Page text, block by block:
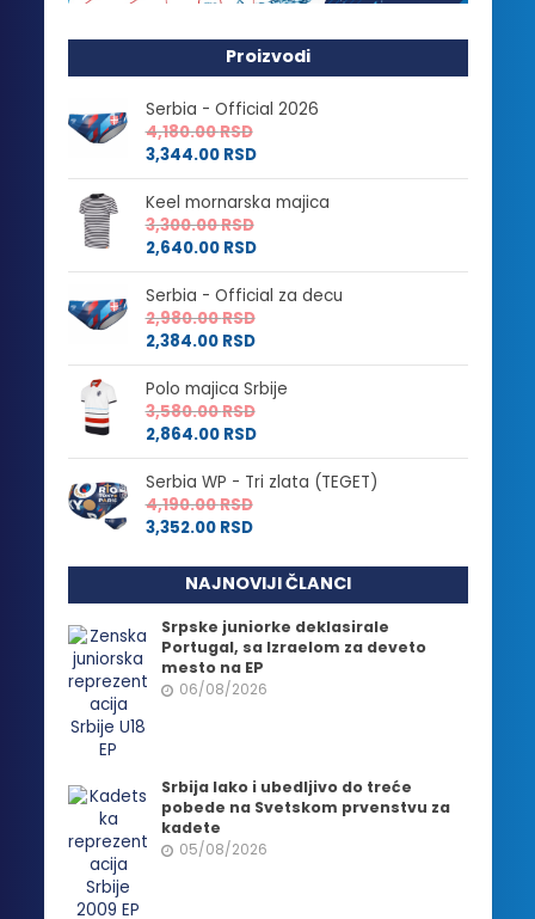
Proizvodi
Serbia - Official 2026
4,180.00RSD
3,344.00 RSD
Keel mornarska majica
3,300.00RSD
2,640.00 RSD
Serbia - Official za decu
2,980.00RSD
2,384.00 RSD
Polo majica Srbije
3,580.00RSD
2,864.00 RSD
Serbia WP - Tri zlata (TEGET)
4,190.00RSD
3,352.00 RSD
NAJNOVIJI ČLANCI
Srpske juniorke deklasirale
Portugal, sa Izraelom za deveto
mesto na EP
06/08/2026
Srbija lako i ubedljivo do treće
pobede na Svetskom prvenstvu za
kadete
05/08/2026